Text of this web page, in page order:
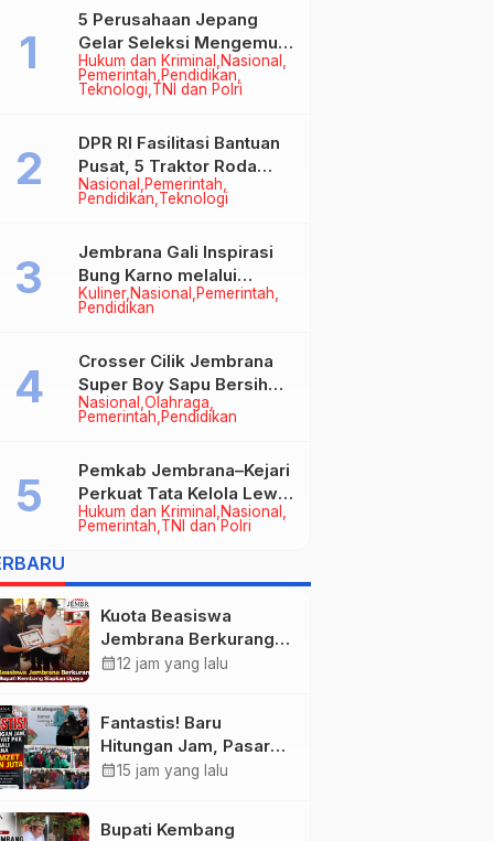
Hukum dan Kriminal
Nasional
Pemerintah Pendidikan
Teknologi TNI dan Polri
5 Perusahaan Jepang
Gelar Seleksi Mengemudi
di Jembrana, Buka
Peluang Kerja bagi Calon
Nasional
Pemerintah
Pendidikan Teknologi
DPR RI Fasilitasi Bantuan
Pusat, 5 Traktor Roda
Empat Resmi Perkuat
Mekanisasi Pertanian
Kuliner Nasional
Pemerintah
Pendidikan
Jembrana Gali Inspirasi
Bung Karno melalui
Lomba Cipta Menu
Nasional Olahraga
Pemerintah Pendidikan
Crosser Cilik Jembrana
Super Boy Sapu Bersih
Empat Gelar Motocross
Hukum dan Kriminal
Nasional
Pemerintah TNI dan Polri
Pemkab Jembrana–Kejari
Perkuat Tata Kelola Lewat
Kerja Sama Hukum Datun
Kuota Beasiswa
Jembrana Berkurang,
Bupati Kembang
II
calendar_month12 jam yang lalu
Fantastis! Baru
Hitungan Jam, Pasar
Rakyat PKK Provinsi
calendar_month15 jam yang lalu
Bupati Kembang